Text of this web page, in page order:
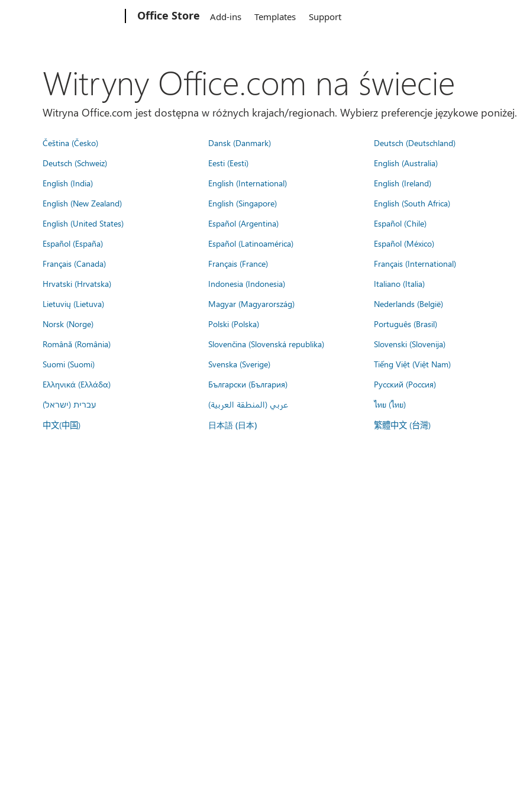
Office Store Add-ins Templates Support
Witryny Office.com na świecie
Witryna Office.com jest dostępna w różnych krajach/regionach. Wybierz preferencje językowe poniżej.
Čeština (Česko) Dansk (Danmark) Deutsch (Deutschland)
Deutsch (Schweiz)
Eesti (Eesti) English (Australia)
English (India)
English (International) English (Ireland)
English (New Zealand)
English (Singapore) English (South Africa)
English (United States)
Español (Argentina) Español (Chile)
Español (España)
Español (Latinoamérica) Español (México)
Français (Canada)
Français (France) Français (International)
Hrvatski (Hrvatska)
Indonesia (Indonesia) Italiano (Italia)
Lietuvių (Lietuva)
Magyar (Magyarország) Nederlands (België)
Norsk (Norge)
Polski (Polska) Português (Brasil)
Română (România)
Slovenčina (Slovenská republika) Slovenski (Slovenija)
Suomi (Suomi)
Svenska (Sverige) Tiếng Việt (Việt Nam)
Ελληνικά (Ελλάδα)
Български (България) Русский (Россия)
עברית (ישראל)
عربي (المنطقة العربية) ไทย (ไทย)
中文(中国) 日本語 (日本) 繁體中文 (台灣)